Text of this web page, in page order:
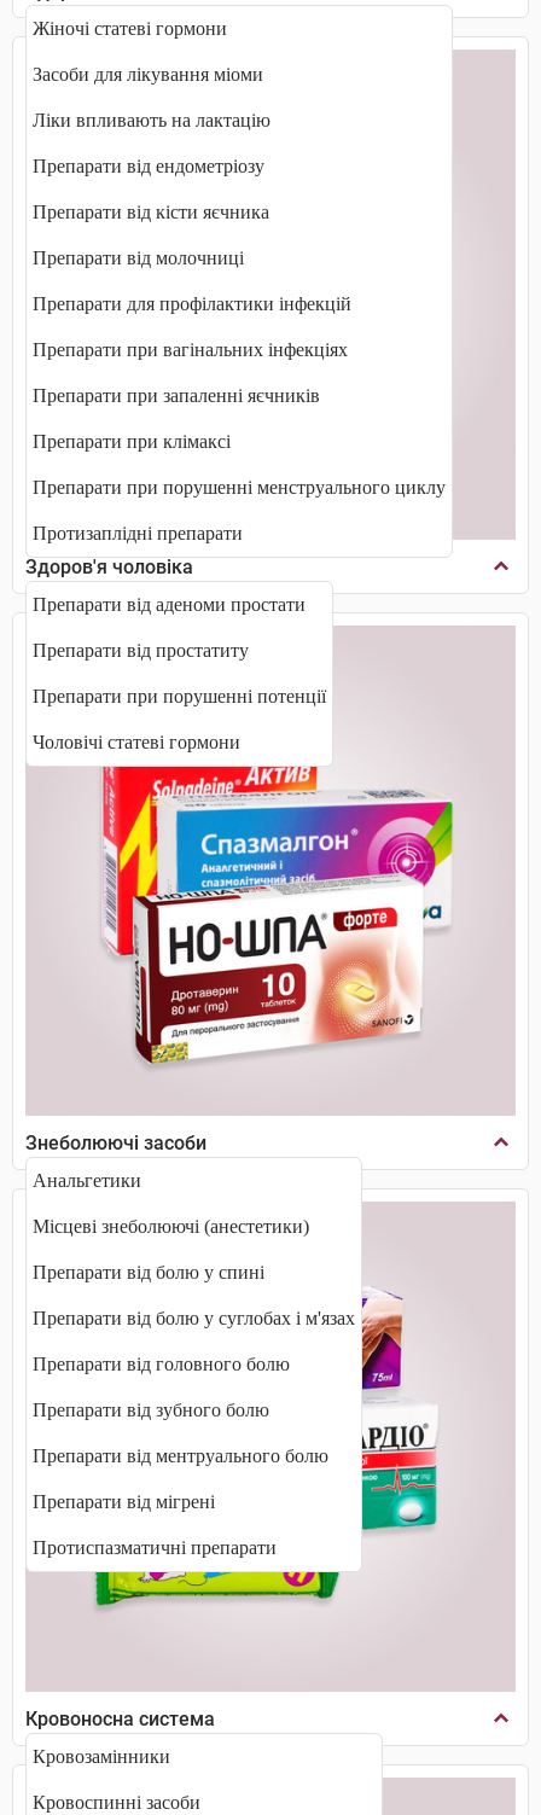
Жіночі статеві гормони
Засоби для лікування міоми
Ліки впливають на лактацію
Препарати від ендометріозу
Препарати від кісти яєчника
Препарати від молочниці
Препарати для профілактики інфекцій
Препарати при вагінальних інфекціях
Препарати при запаленні яєчників
Препарати при клімаксі
Препарати при порушенні менструального циклу
Протизаплідні препарати
Здоров'я чоловіка
Препарати від аденоми простати
Препарати від простатиту
Препарати при порушенні потенції
Чоловічі статеві гормони
Знеболюючі засоби
Анальгетики
Місцеві знеболюючі (анестетики)
Препарати від болю у спині
Препарати від болю у суглобах і м'язах
Препарати від головного болю
Препарати від зубного болю
Препарати від ментруального болю
Препарати від мігрені
Протиспазматичні препарати
Кровоносна система
Кровозамінники
Кровоспинні засоби